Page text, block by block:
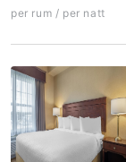
per rum / per natt